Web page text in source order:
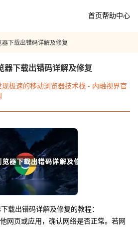
首页帮助中心
器下载出错码详解及修复
器下载出错码详解及修复
现极速的移动浏览器技术栈 - 内融视界官
载出错码详解及修复的教程：
网页或应用，确认网络是否正常。若网